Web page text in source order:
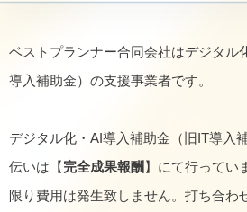
ベストプランナー合同会社はデジタル
導入補助金）の支援事業者です。
デジタル化・AI導入補助金（旧IT導入
伝いは【完全成果報酬 】にて行ってい
限り費用は発生致しません。打ち合わ